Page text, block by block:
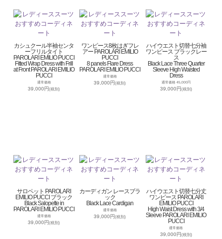
カシュクール半袖センタ
ーフリルタイト
PAROLARI EMILIO PUCCI
Fitted Wrap Dress with Frill
at Front PAROLARI EMILIO
PUCCI
通常価格
39,000円(税別)
ワンピース8枚はぎフレ
アー PAROLARI EMILIO
PUCCI
8 panels Flare Dress
PAROLARI EMILIO PUCCI
通常価格
39,000円(税別)
ハイウエスト切替七分袖
ワンピース ブラックレー
ス
Black Lace Three Quarter
Sleeve High Waisted
Dress
通常価格 45,000円
39,000円(税別)
サロペット PAROLARI
EMILIO PUCCI ブラック
Black Salopette in
PAROLARI EMILIO PUCCI
通常価格
39,000円(税別)
カーディガン レースブラ
ック
Black Lace Cardigan
通常価格
39,000円(税別)
ハイウエスト切替七分丈
ワンピース PAROLARI
EMILIO PUCCI
High Waist Dress with 3/4
Sleeve PAROLARI EMILIO
PUCCI
通常価格
39,000円(税別)